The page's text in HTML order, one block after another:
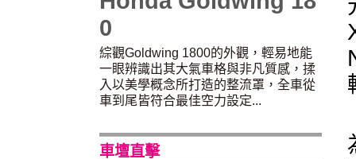
0
綜觀Goldwing 1800的外觀，輕易地能
一眼辨識出其大氣車格與非凡質感，揉
入以美學概念所打造的整流罩，全車從
車到尾皆符合最佳空力設定...
車壇直擊